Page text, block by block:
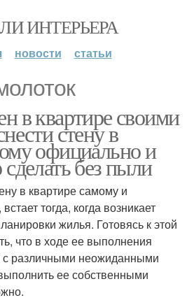
ИНТЕРЬЕРА
новости статьи
в квартире своими
стену в
официально и
без пыли
в квартире самому и
тогда, когда возникает
жилья. Готовясь к этой
что в ходе ее выполнения
с различными неожиданными
ее собственными